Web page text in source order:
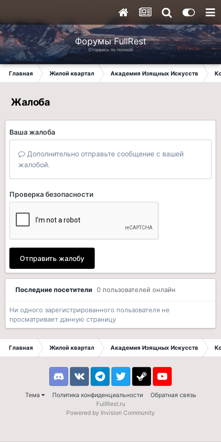
Форумы FullRest
Оторвись по полной!
Главная Жилой квартал Академия Изящных Искусств
Жалоба
Ваша жалоба
Дополнительно отправьте сообщение с вашей
жалобой.
Проверка безопасности
Отправить жалобу
Последние посетители 0 пользователей онлайн
Ни одного зарегистрированного пользователя не
просматривает данную страницу
Главная Жилой квартал Академия Изящных Искусств
Тема Политика конфиденциальности Обратная связь
DiscordVK TelegramTwitter Steam Youtube
FullRest.ru
Powered by Invision Community